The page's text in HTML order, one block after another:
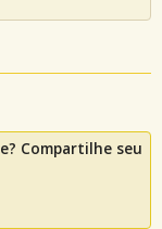
Compartilhe seu